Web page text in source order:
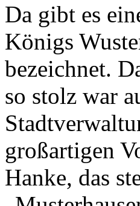
Da gibt es
Königs
bezeichnet.
so stolz war
großartigen
Hanke, das